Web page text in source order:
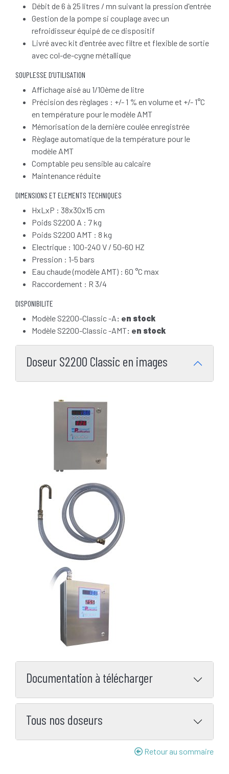
Débit de 6 à 25 litres / mn suivant la pression d'entrée
Gestion de la pompe si couplage avec un
refroidisseur équipé de ce dispositif
Livré avec kit d'entrée avec filtre et flexible de sortie
avec col-de-cygne métallique
SOUPLESSE D’UTILISATION
Affichage aisé au 1/10ème de litre
Précision des règlages : +/- 1 % en volume et +/- 1°C
en température pour le modèle AMT
Mémorisation de la dernière coulée enregistrée
Règlage automatique de la température pour le
modèle AMT
Comptable peu sensible au calcaire
Maintenance réduite
DIMENSIONS ET ELEMENTS TECHNIQUES
HxLxP : 38x30x15 cm
Poids S2200 A : 7 kg
Poids S2200 AMT : 8 kg
Electrique : 100-240 V / 50-60 HZ
Pression : 1-5 bars
Eau chaude (modèle AMT) : 60 °C max
Raccordement : R 3/4
DISPONIBILITE
Modèle S2200-Classic -A: en stock
Modèle S2200-Classic -AMT: en stock
Doseur S2200 Classic en images
Documentation à télécharger
Tous nos doseurs
Retour au sommaire